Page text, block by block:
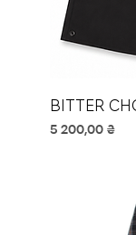
BITTER
Ціна
5 200,00 ₴